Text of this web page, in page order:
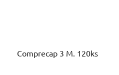
Comprecap 3 M. 120ks